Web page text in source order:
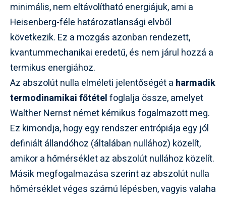
minimális, nem eltávolítható energiájuk, ami a
Heisenberg-féle határozatlansági elvből
következik. Ez a mozgás azonban rendezett,
kvantummechanikai eredetű, és nem járul hozzá a
termikus energiához.
Az abszolút nulla elméleti jelentőségét a harmadik
termodinamikai főtételfoglalja össze, amelyet
Walther Nernst német kémikus fogalmazott meg.
Ez kimondja, hogy egy rendszer entrópiája egy jól
definiált állandóhoz (általában nullához) közelít,
amikor a hőmérséklet az abszolút nullához közelít.
Másik megfogalmazása szerint az abszolút nulla
hőmérséklet véges számú lépésben, vagyis valaha